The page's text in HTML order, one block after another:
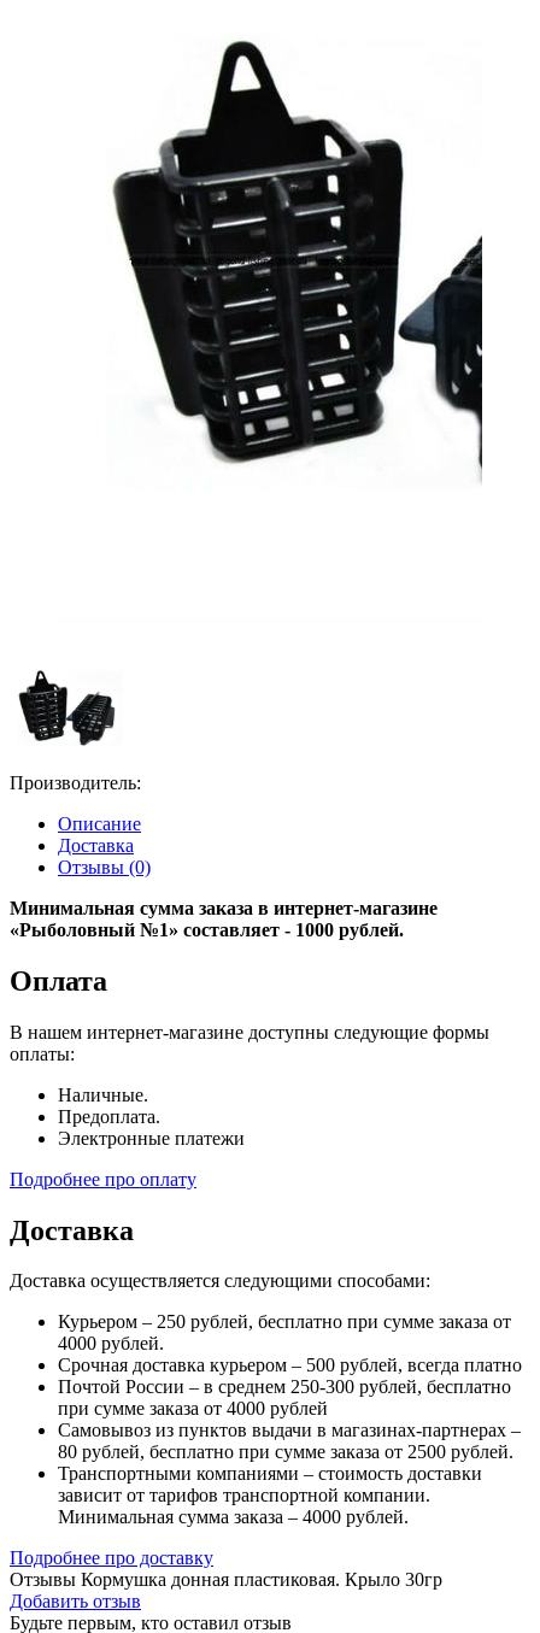
Производитель:
Описание
Доставка
Отзывы (0)
Минимальная сумма заказа в интернет-магазине
«Рыболовный №1» составляет - 1000 рублей.
Оплата
В нашем интернет-магазине доступны следующие формы
оплаты:
Наличные.
Предоплата.
Электронные платежи
Подробнее про оплату
Доставка
Доставка осуществляется следующими способами:
Курьером – 250 рублей, бесплатно при сумме заказа от
4000 рублей.
Срочная доставка курьером – 500 рублей, всегда платно
Почтой России – в среднем 250-300 рублей, бесплатно
при сумме заказа от 4000 рублей
Самовывоз из пунктов выдачи в магазинах-партнерах –
80 рублей, бесплатно при сумме заказа от 2500 рублей.
Транспортными компаниями – стоимость доставки
зависит от тарифов транспортной компании.
Минимальная сумма заказа – 4000 рублей.
Подробнее про доставку
Отзывы Кормушка донная пластиковая. Крыло 30гр
Добавить отзыв
Будьте первым, кто оставил отзыв